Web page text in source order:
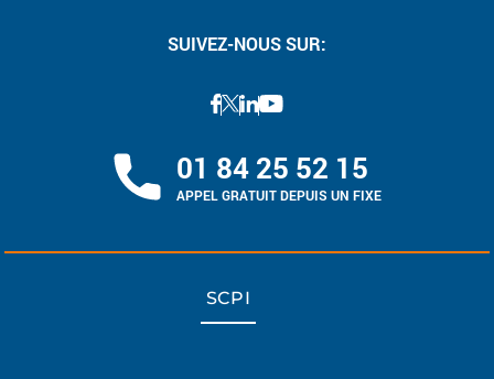
SUIVEZ-NOUS SUR:
01 84 25 52 15
APPEL GRATUIT DEPUIS UN FIXE
SCPI